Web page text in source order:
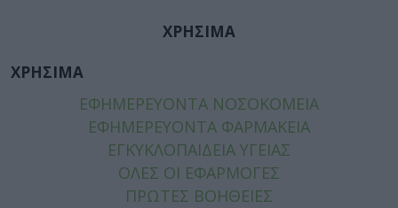
ΧΡΗΣΙΜΑ
ΧΡΗΣΙΜΑ
ΕΦΗΜΕΡΕΥΟΝΤΑ ΝΟΣΟΚΟΜΕΙΑ
ΕΦΗΜΕΡΕΥΟΝΤΑ ΦΑΡΜΑΚΕΙΑ
ΕΓΚΥΚΛΟΠΑΙΔΕΙΑ ΥΓΕΙΑΣ
ΟΛΕΣ ΟΙ ΕΦΑΡΜΟΓΕΣ
ΠΡΩΤΕΣ ΒΟΗΘΕΙΕΣ